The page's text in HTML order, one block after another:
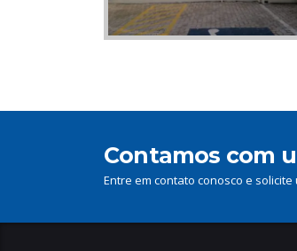
Contamos com
Entre em contato conosco e solicite